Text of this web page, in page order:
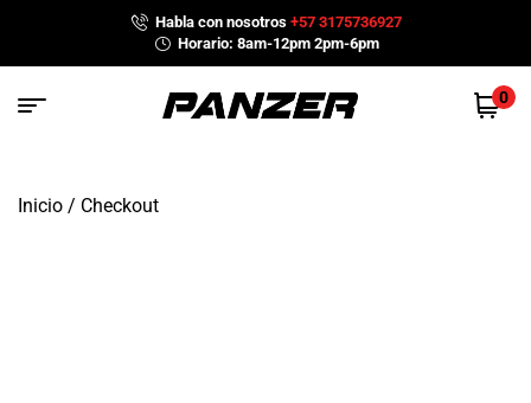
Habla con nosotros+57 3175736927
Horario: 8am-12pm 2pm-6pm
0
Inicio / Checkout